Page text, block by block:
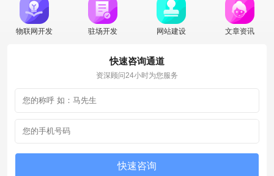
物联网开发 驻场开发 网站建设 文章资讯
快速咨询通道
资深顾问24小时为您服务